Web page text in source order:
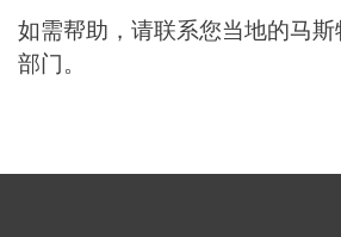
如需帮助，请联系您当地的马斯
部门。